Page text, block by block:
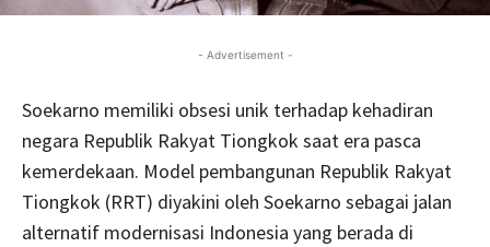
- Advertisement -
Soekarno memiliki obsesi unik terhadap kehadiran
negara Republik Rakyat Tiongkok saat era pasca
kemerdekaan. Model pembangunan Republik Rakyat
Tiongkok (RRT) diyakini oleh Soekarno sebagai jalan
alternatif modernisasi Indonesia yang berada di